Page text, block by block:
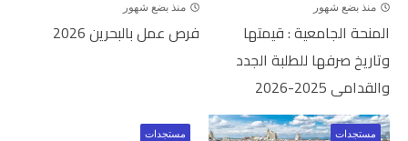
منذ بضع شهور
المنحة الجامعية : قيمتها
وتاريخ صرفها للطلبة الجدد
والقدامى 2025-2026
منذ بضع شهور
فرص عمل بالبحرين 2026
مستجدات مستجدات